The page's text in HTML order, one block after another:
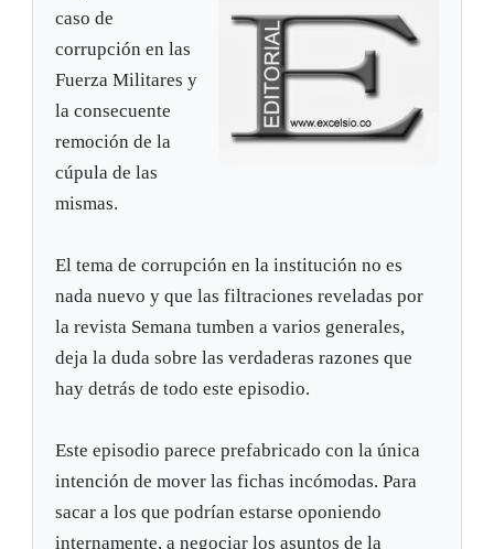
caso de
corrupción en las
Fuerza Militares y
la consecuente
remoción de la
cúpula de las
mismas.
El tema de corrupción en la institución no es
nada nuevo y que las filtraciones reveladas por
la revista Semana tumben a varios generales,
deja la duda sobre las verdaderas razones que
hay detrás de todo este episodio.
Este episodio parece prefabricado con la única
intención de mover las fichas incómodas. Para
sacar a los que podrían estarse oponiendo
internamente, a negociar los asuntos de la